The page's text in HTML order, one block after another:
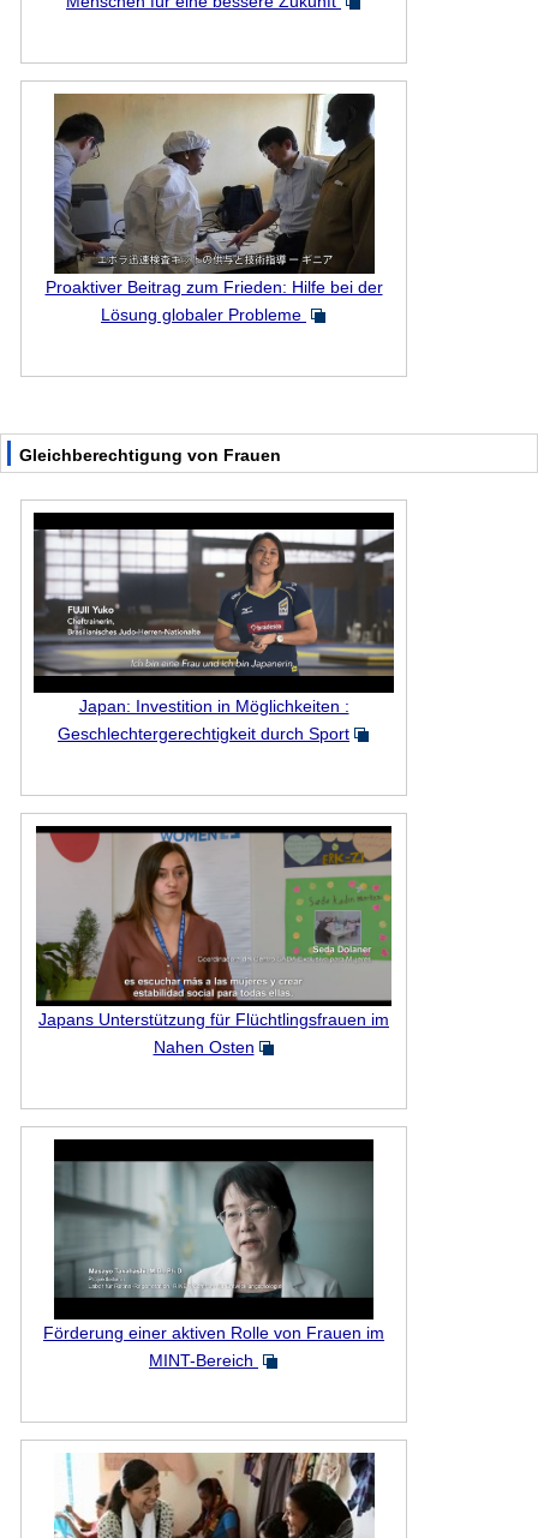
Proaktiver Beitrag zum Frieden: Hilfe bei der
Lösung globaler Probleme
Gleichberechtigung von Frauen
Japan: Investition in Möglichkeiten :
Geschlechtergerechtigkeit durch Sport
Japans Unterstützung für Flüchtlingsfrauen im
Nahen Osten
Förderung einer aktiven Rolle von Frauen im
MINT-Bereich